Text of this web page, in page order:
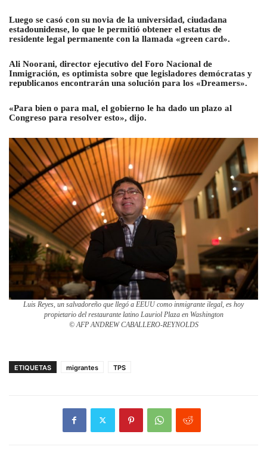
Luego se casó con su novia de la universidad, ciudadana
estadounidense, lo que le permitió obtener el estatus de
residente legal permanente con la llamada «green card».
Ali Noorani, director ejecutivo del Foro Nacional de
Inmigración, es optimista sobre que legisladores demócratas y
republicanos encontrarán una solución para los «Dreamers».
«Para bien o para mal, el gobierno le ha dado un plazo al
Congreso para resolver esto», dijo.
Luis Reyes, un salvadoreño que llegó a EEUU como inmigrante ilegal, es hoy
propietario del restaurante latino Lauriol Plaza en Washington
© AFP ANDREW CABALLERO-REYNOLDS
ETIQUETAS migrantes TPS